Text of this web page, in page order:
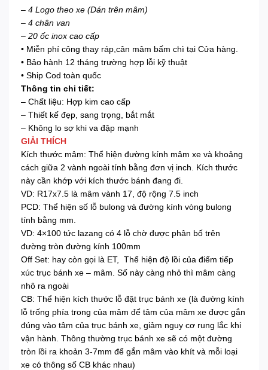
– 4 Logo theo xe (Dán trên mâm)
– 4 chân van
– 20 ốc inox cao cấp
• Miễn phí công thay ráp,cân mâm bấm chì tại Cửa hàng.
• Bảo hành 12 tháng trường hợp lỗi kỹ thuật
• Ship Cod toàn quốc
Thông tin chi tiết:
– Chất liệu: Hợp kim cao cấp
– Thiết kế đẹp, sang trọng, bắt mắt
– Không lo sợ khi va đập mạnh
GIẢI THÍCH
Kích thước mâm: Thể hiện đường kính mâm xe và khoảng
cách giữa 2 vành ngoài tính bằng đơn vị inch. Kích thước
này cần khớp với kích thước bánh đang đi.
VD: R17x7.5 là mâm vành 17, độ rộng 7.5 inch
PCD: Thể hiện số lỗ bulong và đường kính vòng bulong
tính bằng mm.
VD: 4×100 tức lazang có 4 lỗ chờ được phân bố trên
đường tròn đường kính 100mm
Off Set: hay còn gọi là ET, Thể hiện độ lồi của điểm tiếp
xúc trục bánh xe – mâm. Số này càng nhỏ thì mâm càng
nhô ra ngoài
CB: Thể hiện kích thước lỗ đặt trục bánh xe (là đường kính
lỗ trống phía trong của mâm để tâm của mâm xe được gắn
đúng vào tâm của trục bánh xe, giảm nguy cơ rung lắc khi
vận hành. Thông thường trục bánh xe sẽ có một đường
tròn lồi ra khoản 3-7mm để gắn mâm vào khít và mỗi loại
xe có thông số CB khác nhau)